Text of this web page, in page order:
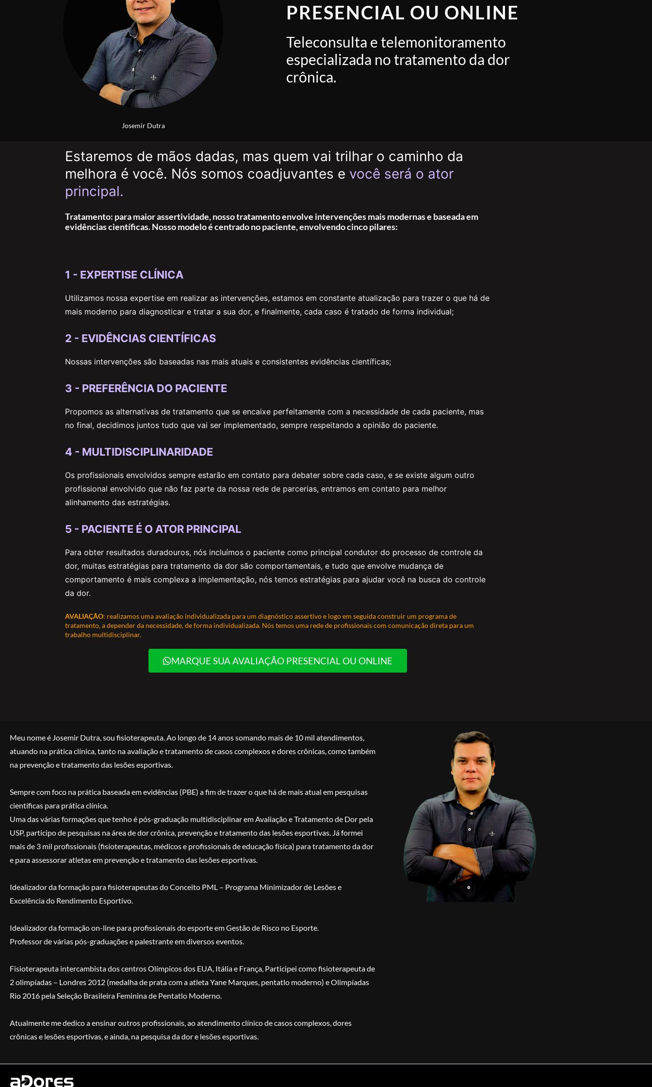
Josemir Dutra
PRESENCIAL OU ONLINE
Teleconsulta e telemonitoramento
especializada no tratamento da dor
crônica.
Estaremos de mãos dadas, mas quem vai trilhar o caminho da
melhora é você. Nós somos coadjuvantes e você será o ator
principal.
Tratamento: para maior assertividade, nosso tratamento envolve intervenções mais modernas e baseada em
evidências científicas. Nosso modelo é centrado no paciente, envolvendo cinco pilares:
1 - EXPERTISE CLÍNICA
Utilizamos nossa expertise em realizar as intervenções, estamos em constante atualização para trazer o que há de
mais moderno para diagnosticar e tratar a sua dor, e finalmente, cada caso é tratado de forma individual;
2 - EVIDÊNCIAS CIENTÍFICAS
Nossas intervenções são baseadas nas mais atuais e consistentes evidências científicas;
3 - PREFERÊNCIA DO PACIENTE
Propomos as alternativas de tratamento que se encaixe perfeitamente com a necessidade de cada paciente, mas
no final, decidimos juntos tudo que vai ser implementado, sempre respeitando a opinião do paciente.
4 - MULTIDISCIPLINARIDADE
Os profissionais envolvidos sempre estarão em contato para debater sobre cada caso, e se existe algum outro
profissional envolvido que não faz parte da nossa rede de parcerias, entramos em contato para melhor
alinhamento das estratégias.
5 - PACIENTE É O ATOR PRINCIPAL
Para obter resultados duradouros, nós incluímos o paciente como principal condutor do processo de controle da
dor, muitas estratégias para tratamento da dor são comportamentais, e tudo que envolve mudança de
comportamento é mais complexa a implementação, nós temos estratégias para ajudar você na busca do controle
da dor.
AVALIAÇÃO: realizamos uma avaliação individualizada para um diagnóstico assertivo e logo em seguida construir um programa de
tratamento, a depender da necessidade, de forma individualizada. Nós temos uma rede de profissionais com comunicação direta para um
trabalho multidisciplinar.
MARQUE SUA AVALIAÇÃO PRESENCIAL OU ONLINE
Meu nome é Josemir Dutra, sou fisioterapeuta. Ao longo de 14 anos somando mais de 10 mil atendimentos,
atuando na prática clínica, tanto na avaliação e tratamento de casos complexos e dores crônicas, como também
na prevenção e tratamento das lesões esportivas.
Sempre com foco na prática baseada em evidências (PBE) a fim de trazer o que há de mais atual em pesquisas
científicas para prática clínica.
Uma das várias formações que tenho é pós-graduação multidisciplinar em Avaliação e Tratamento de Dor pela
USP, participo de pesquisas na área de dor crônica, prevenção e tratamento das lesões esportivas. Já formei
mais de 3 mil profissionais (fisioterapeutas, médicos e profissionais de educação física) para tratamento da dor
e para assessorar atletas em prevenção e tratamento das lesões esportivas.
Idealizador da formação para fisioterapeutas do Conceito PML – Programa Minimizador de Lesões e
Excelência do Rendimento Esportivo.
Idealizador da formação on-line para profissionais do esporte em Gestão de Risco no Esporte.
Professor de várias pós-graduações e palestrante em diversos eventos.
Fisioterapeuta intercambista dos centros Olímpicos dos EUA, Itália e França, Participei como fisioterapeuta de
2 olimpíadas – Londres 2012 (medalha de prata com a atleta Yane Marques, pentatlo moderno) e Olimpíadas
Rio 2016 pela Seleção Brasileira Feminina de Pentatlo Moderno.
Atualmente me dedico a ensinar outros profissionais, ao atendimento clínico de casos complexos, dores
crônicas e lesões esportivas, e ainda, na pesquisa da dor e lesões esportivas.